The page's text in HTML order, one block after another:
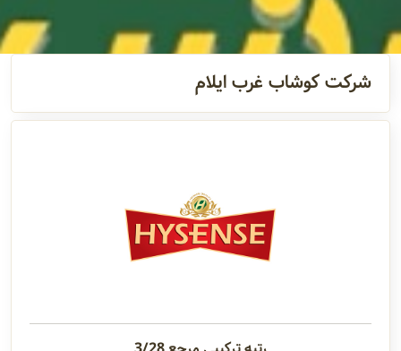
مدیران و
مسئولین
گالری
شرکت کوشاب غرب ایلام